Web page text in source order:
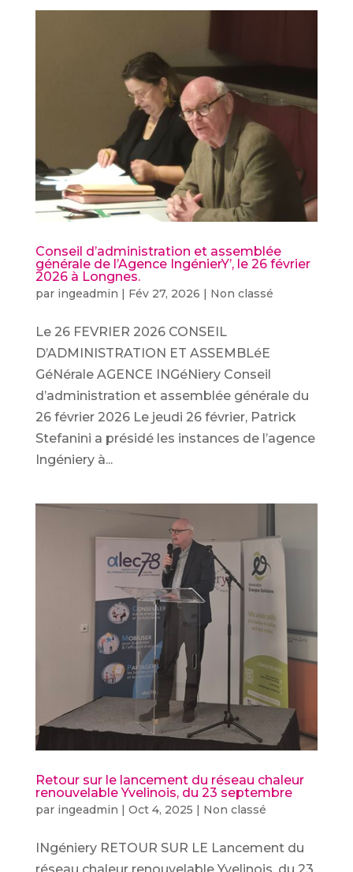
Conseil d’administration et assemblée
générale de l’Agence IngénierY’, le 26 février
2026 à Longnes.
par ingeadmin Fév 27, 2026 Non classé
Le 26 FEVRIER 2026 CONSEIL
D’ADMINISTRATION ET ASSEMBLéE
GéNérale AGENCE INGéNiery Conseil
d’administration et assemblée générale du
26 février 2026 Le jeudi 26 février, Patrick
Stefanini a présidé les instances de l’agence
Ingéniery à...
Retour sur le lancement du réseau chaleur
renouvelable Yvelinois, du 23 septembre
par ingeadmin Oct 4, 2025 Non classé
INgéniery RETOUR SUR LE Lancement du